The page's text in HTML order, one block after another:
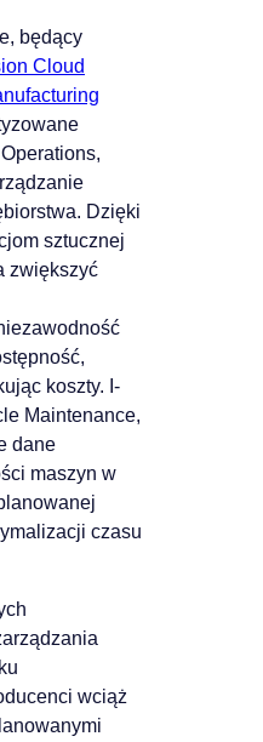
będący
Cloud
Dzięki
sztucznej
zwiększyć
koszty. I-
Maintenance,
dane
maszyn w
czasu
wciąż